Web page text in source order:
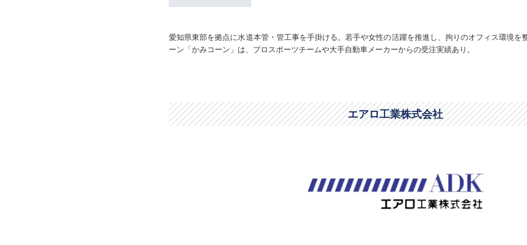
愛知県東部を拠点に水道本管・管工事を手掛ける。若手や女性の活躍を推進し、拘りのオフィス環境を
ーン「かみコーン」は、プロスポーツチームや大手自動車メーカーからの受注実績あり。
エアロ工業株式会社